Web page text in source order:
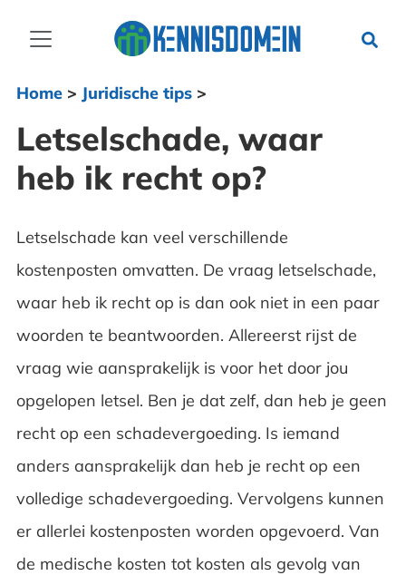
Home> Juridische tips>
Letselschade, waar
heb ik recht op?
Letselschade kan veel verschillende
kostenposten omvatten. De vraag letselschade,
waar heb ik recht op is dan ook niet in een paar
woorden te beantwoorden. Allereerst rijst de
vraag wie aansprakelijk is voor het door jou
opgelopen letsel. Ben je dat zelf, dan heb je geen
recht op een schadevergoeding. Is iemand
anders aansprakelijk dan heb je recht op een
volledige schadevergoeding. Vervolgens kunnen
er allerlei kostenposten worden opgevoerd. Van
de medische kosten tot kosten als gevolg van